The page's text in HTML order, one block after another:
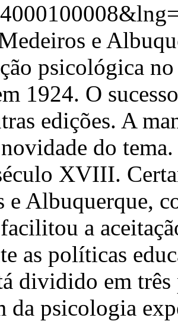
e
psicológica
1924. O
edições. A
do
XVIII.
e Albuquerque,
a
as políticas
dividido em
da psicologia